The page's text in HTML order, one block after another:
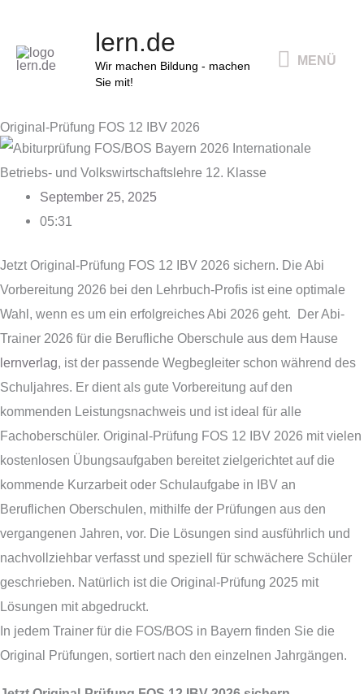
springen
lern.de
Wir machen Bildung - machen
Sie mit!
MENÜ
Original-Prüfung FOS 12 IBV 2026
September 25, 2025
05:31
Jetzt Original-Prüfung FOS 12 IBV 2026 sichern. Die Abi
Vorbereitung 2026 bei den Lehrbuch-Profis ist eine optimale
Wahl, wenn es um ein erfolgreiches Abi 2026 geht. Der Abi-
Trainer 2026 für die Berufliche Oberschule aus dem Hause
lernverlag, ist der passende Wegbegleiter schon während des
Schuljahres. Er dient als gute Vorbereitung auf den
kommenden Leistungsnachweis und ist ideal für alle
Fachoberschüler. Original-Prüfung FOS 12 IBV 2026 mit vielen
kostenlosen Übungsaufgaben bereitet zielgerichtet auf die
kommende Kurzarbeit oder Schulaufgabe in IBV an
Beruflichen Oberschulen, mithilfe der Prüfungen aus den
vergangenen Jahren, vor. Die Lösungen sind ausführlich und
nachvollziehbar verfasst und speziell für schwächere Schüler
geschrieben. Natürlich ist die Original-Prüfung 2025 mit
Lösungen mit abgedruckt.
In jedem Trainer für die FOS/BOS in Bayern finden Sie die
Original Prüfungen, sortiert nach den einzelnen Jahrgängen.